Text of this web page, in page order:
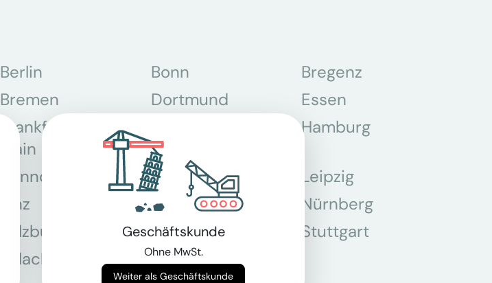
Berlin Bonn
Bregenz
Bremen
Dortmund
Essen
Frankfurt am
Main
Hamburg
Hannover Köln
Leipzig
Linz
München
Nürnberg
Salzburg
Steyr
Stuttgart
Villach
Wien
Geschäftskunde
Ohne MwSt.
Weiter als Geschäftskunde